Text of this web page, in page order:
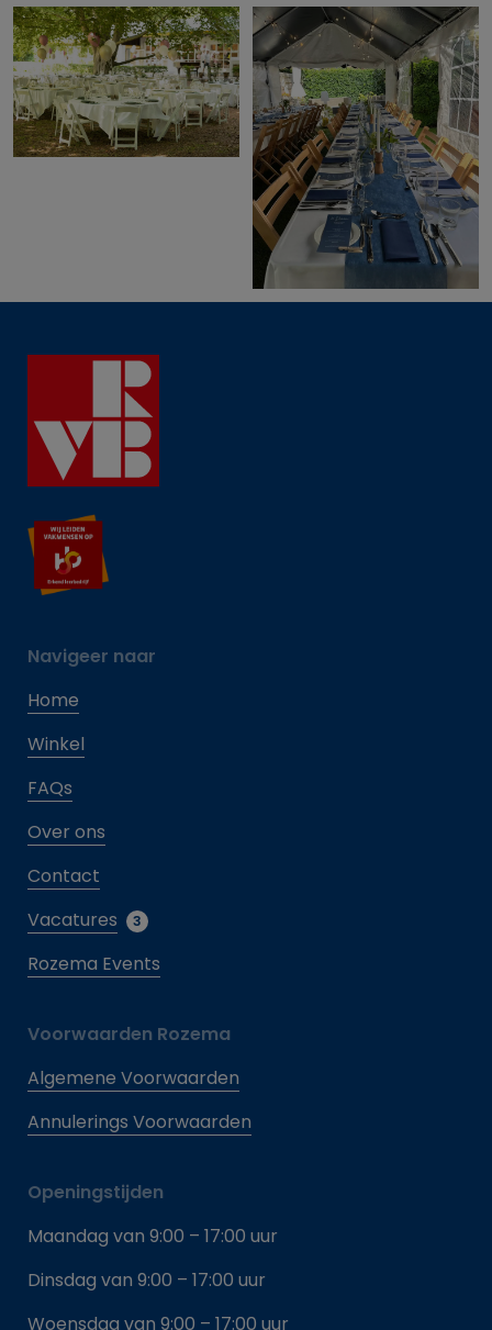
Navigeer naar
Home
Winkel
FAQs
Over ons
Contact
Vacatures
3
Rozema Events
Voorwaarden Rozema
Algemene Voorwaarden
Annulerings Voorwaarden
Openingstijden
Maandag van 9:00 – 17:00 uur
Dinsdag van 9:00 – 17:00 uur
Woensdag van 9:00 – 17:00 uur